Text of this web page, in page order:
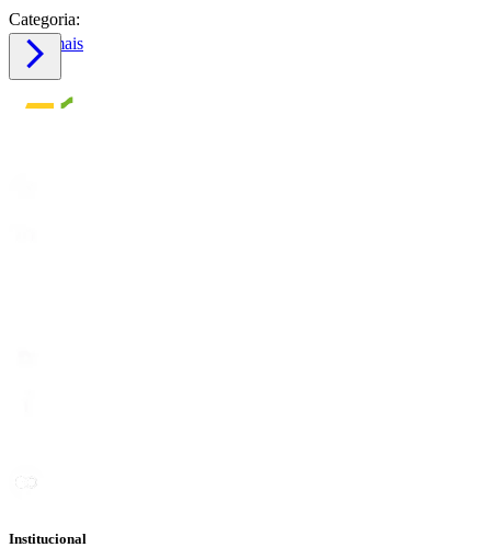
Categoria:
Saiba mais

Institucional